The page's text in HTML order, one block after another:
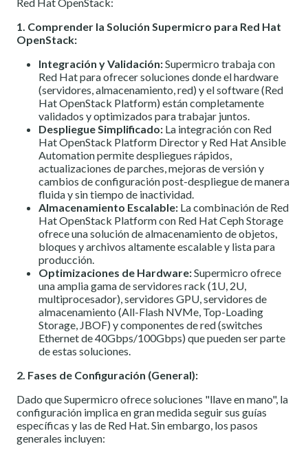
Red Hat OpenStack:
1. Comprender la Solución Supermicro para Red Hat
OpenStack:
Integración y Validación:Supermicro trabaja con
Red Hat para ofrecer soluciones donde el hardware
(servidores, almacenamiento, red) y el software (Red
Hat OpenStack Platform) están completamente
validados y optimizados para trabajar juntos.
Despliegue Simplificado: La integración con Red
Hat OpenStack Platform Director y Red Hat Ansible
Automation permite despliegues rápidos,
actualizaciones de parches, mejoras de versión y
cambios de configuración post-despliegue de manera
fluida y sin tiempo de inactividad.
Almacenamiento Escalable: La combinación de Red
Hat OpenStack Platform con Red Hat Ceph Storage
ofrece una solución de almacenamiento de objetos,
bloques y archivos altamente escalable y lista para
producción.
Optimizaciones de Hardware:Supermicro ofrece
una amplia gama de servidores rack (1U, 2U,
multiprocesador), servidores GPU, servidores de
almacenamiento (All-Flash NVMe, Top-Loading
Storage, JBOF) y componentes de red (switches
Ethernet de 40Gbps/100Gbps) que pueden ser parte
de estas soluciones.
2. Fases de Configuración (General):
Dado que Supermicro ofrece soluciones "llave en mano", la
configuración implica en gran medida seguir sus guías
específicas y las de Red Hat. Sin embargo, los pasos
generales incluyen: